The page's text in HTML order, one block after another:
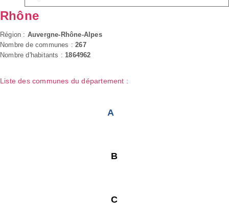
Rhône
Région : Auvergne-Rhône-Alpes
Nombre de communes :267
Nombre d'habitants : 1864962
Liste des communes du département :
A
B
C